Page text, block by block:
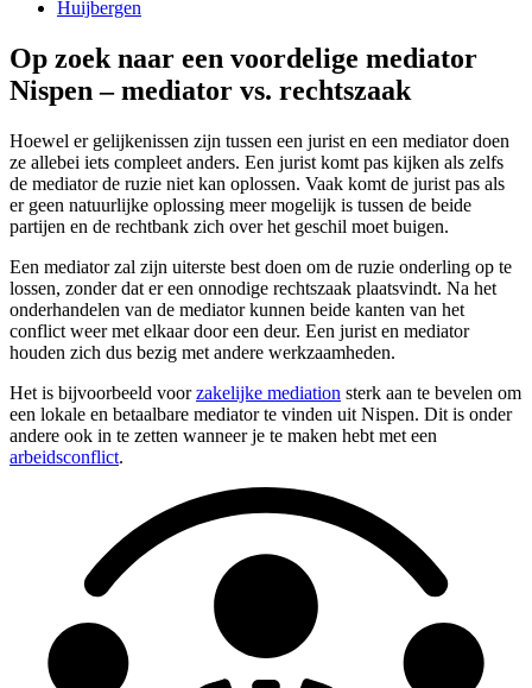
Huijbergen
Op zoek naar een voordelige mediator
Nispen – mediator vs. rechtszaak
Hoewel er gelijkenissen zijn tussen een jurist en een mediator doen
ze allebei iets compleet anders. Een jurist komt pas kijken als zelfs
de mediator de ruzie niet kan oplossen. Vaak komt de jurist pas als
er geen natuurlijke oplossing meer mogelijk is tussen de beide
partijen en de rechtbank zich over het geschil moet buigen.
Een mediator zal zijn uiterste best doen om de ruzie onderling op te
lossen, zonder dat er een onnodige rechtszaak plaatsvindt. Na het
onderhandelen van de mediator kunnen beide kanten van het
conflict weer met elkaar door een deur. Een jurist en mediator
houden zich dus bezig met andere werkzaamheden.
Het is bijvoorbeeld voorzakelijke mediation sterk aan te bevelen om
een lokale en betaalbare mediator te vinden uit Nispen. Dit is onder
andere ook in te zetten wanneer je te maken hebt met een
arbeidsconflict.